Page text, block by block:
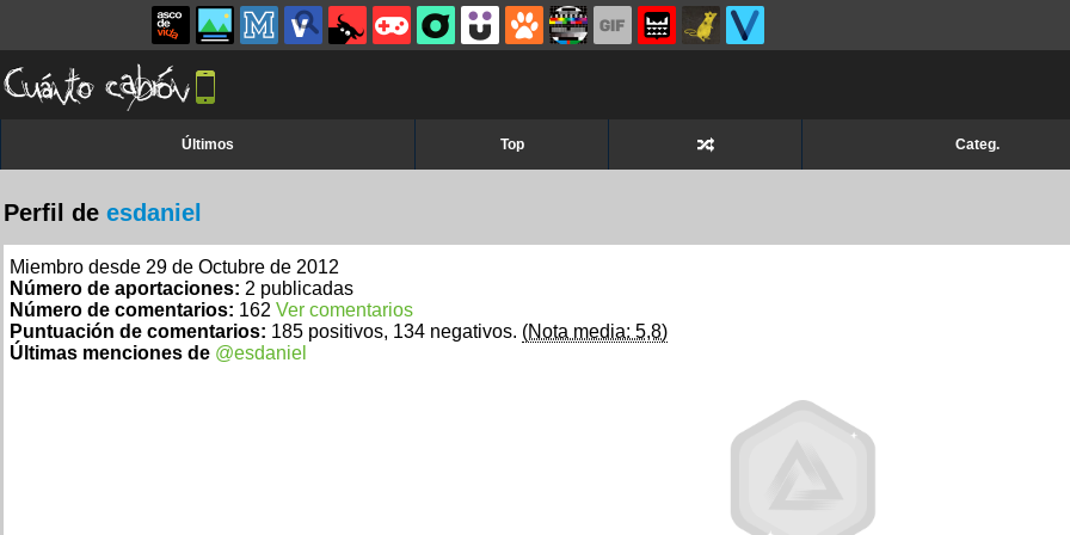
Últimos Top Categ.
Perfil de esdaniel
Miembro desde 29 de Octubre de 2012
Número de aportaciones: 2 publicadas
Número de comentarios: 162 Ver comentarios
Puntuación de comentarios: 185 positivos, 134 negativos. (Nota media: 5,8)
Últimas menciones de @esdaniel